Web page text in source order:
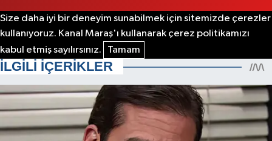
Size daha iyi bir deneyim sunabilmek için sitemizde çerezler
kullanıyoruz. Kanal Maraş'ı kullanarak çerez politikamızı
kabul etmiş sayılırsınız.
Tamam